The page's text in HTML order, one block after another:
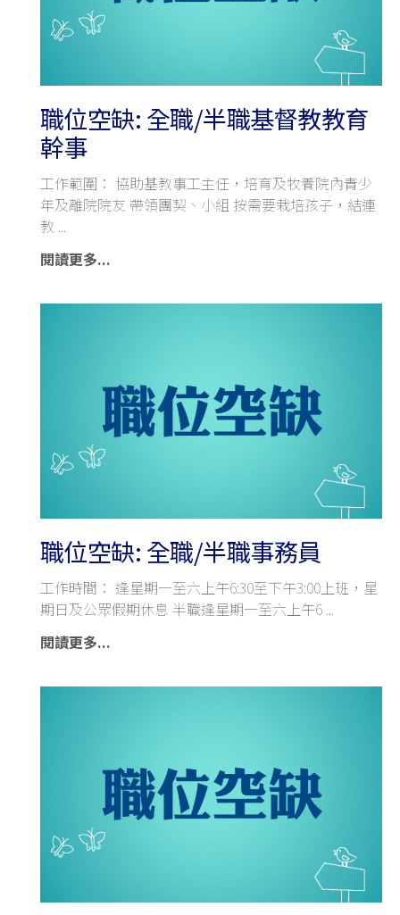
職位空缺: 全職/半職基督教教育
幹事
工作範圍： 協助基教事工主任，培育及牧養院內青少
年及離院院友 帶領團契、小組 按需要栽培孩子，結連
教
閱讀更多...
職位空缺: 全職/半職事務員
工作時間： 逢星期一至六上午6:30至下午3:00上班，星
期日及公眾假期休息 半職逢星期一至六上午6
閱讀更多...